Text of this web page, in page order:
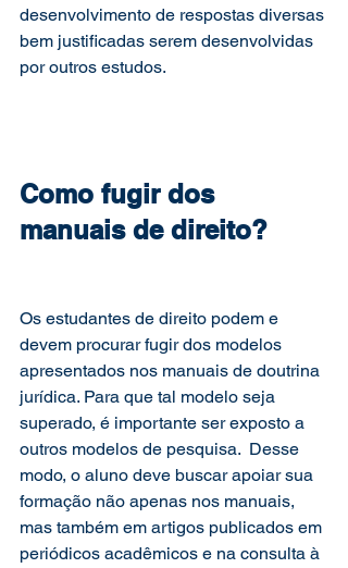
desenvolvimento de respostas diversas
bem justificadas serem desenvolvidas
por outros estudos.
Como fugir dos
manuais de direito?
Os estudantes de direito podem e
devem procurar fugir dos modelos
apresentados nos manuais de doutrina
jurídica. Para que tal modelo seja
superado, é importante ser exposto a
outros modelos de pesquisa.  Desse
modo, o aluno deve buscar apoiar sua
formação não apenas nos manuais,
mas também em artigos publicados em
periódicos acadêmicos e na consulta à